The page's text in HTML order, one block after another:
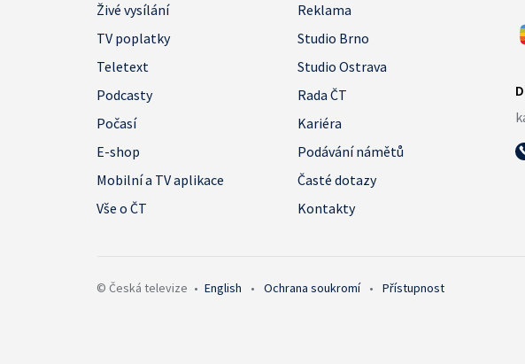
Živé vysílání
Reklama
TV poplatky
Studio Brno
Teletext
Studio Ostrava
Podcasty
Rada ČT
Počasí
Kariéra
E-shop
Podávání námětů
Mobilní a TV aplikace
Časté dotazy
Vše o ČT
Kontakty
© Česká televize • English • Ochrana soukromí • Přístupnost